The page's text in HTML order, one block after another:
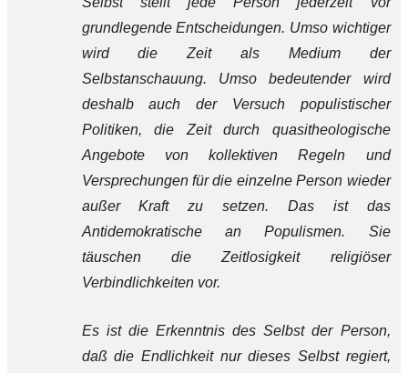
grundlegende Entscheidungen. Umso wichtiger
wird die Zeit als Medium der
Selbstanschauung. Umso bedeutender wird
deshalb auch der Versuch populistischer
Politiken, die Zeit durch quasitheologische
Angebote von kollektiven Regeln und
Versprechungen für die einzelne Person wieder
außer Kraft zu setzen. Das ist das
Antidemokratische an Populismen. Sie
täuschen die Zeitlosigkeit religiöser
Verbindlichkeiten vor.
Es ist die Erkenntnis des Selbst der Person,
daß die Endlichkeit nur dieses Selbst regiert,